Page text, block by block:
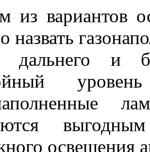
из вариантов
назвать
дальнего и
освещения